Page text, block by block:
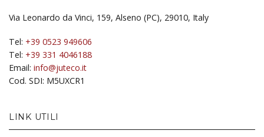
Via Leonardo da Vinci, 159, Alseno (PC), 29010, Italy
Tel: +39 0523 949606
Tel: +39 331 4046188
Email: info@juteco.it
Cod. SDI: M5UXCR1
LINK UTILI